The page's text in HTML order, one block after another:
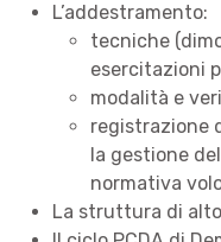
L’addestramento:
tecniche
esercitazioni
modalità e
registrazione
la gestione
normativa
La struttura di alto